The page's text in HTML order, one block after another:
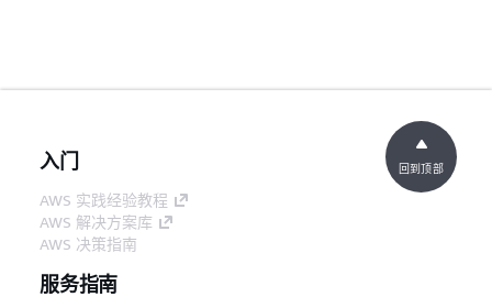
入门
AWS 实践经验教程
AWS 解决方案库
AWS 决策指南
服务指南
回到顶部